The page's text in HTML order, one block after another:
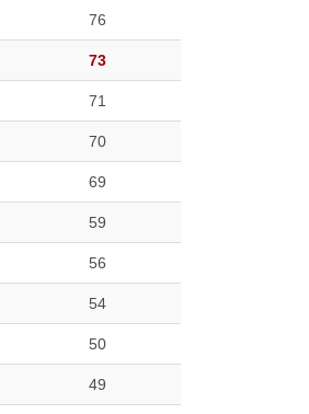
76
73
71
70
69
59
56
54
50
49